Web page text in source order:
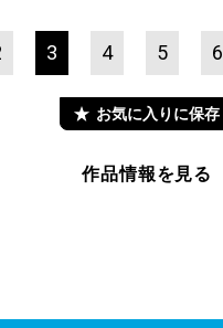
3 4 5 6
お気に入りに保存
作品情報を見る